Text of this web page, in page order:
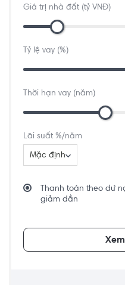
Giá trị nhà đất (tỷ VNĐ)
Tỷ lệ vay (%)
Thời hạn vay (năm)
Lãi suất %/năm
Mặc định
Thanh toán theo dư
giảm dần